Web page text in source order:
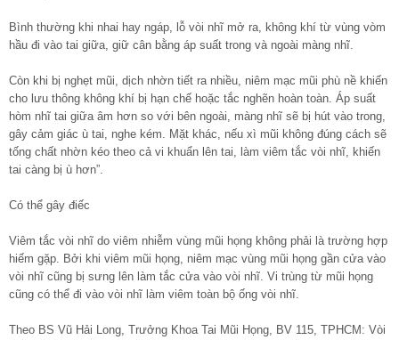
Bình thường khi nhai hay ngáp, lỗ vòi nhĩ mở ra, không khí từ vùng vòm
hầu đi vào tai giữa, giữ cân bằng áp suất trong và ngoài màng nhĩ.
Còn khi bị nghẹt mũi, dịch nhờn tiết ra nhiều, niêm mạc mũi phù nề khiến
cho lưu thông không khí bị hạn chế hoặc tắc nghẽn hoàn toàn. Áp suất
hòm nhĩ tai giữa âm hơn so với bên ngoài, màng nhĩ sẽ bị hút vào trong,
gây cảm giác ù tai, nghe kém. Mặt khác, nếu xì mũi không đúng cách sẽ
tống chất nhờn kéo theo cả vi khuẩn lên tai, làm viêm tắc vòi nhĩ, khiến
tai càng bị ù hơn”.
Có thể gây điếc
Viêm tắc vòi nhĩ do viêm nhiễm vùng mũi họng không phải là trường hợp
hiếm gặp. Bởi khi viêm mũi họng, niêm mạc vùng mũi họng gần cửa vào
vòi nhĩ cũng bị sưng lên làm tắc cửa vào vòi nhĩ. Vi trùng từ mũi họng
cũng có thể đi vào vòi nhĩ làm viêm toàn bộ ống vòi nhĩ.
Theo BS Vũ Hải Long, Trưởng Khoa Tai Mũi Họng, BV 115, TPHCM: Vòi